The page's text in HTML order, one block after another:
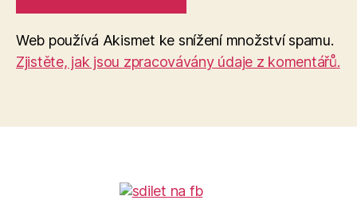
Web používá Akismet ke snížení množství spamu.
Zjistěte, jak jsou zpracovávány údaje z komentářů.